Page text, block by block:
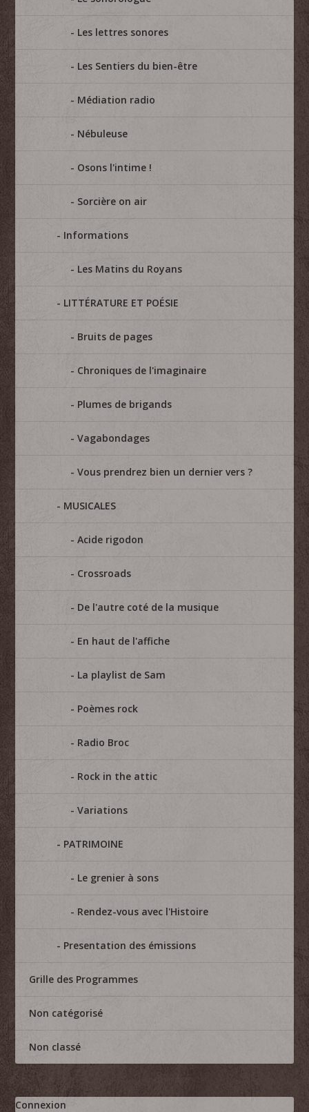
Les lettres sonores
Les Sentiers du bien-être
Médiation radio
Nébuleuse
Osons l'intime !
Sorcière on air
Informations
Les Matins du Royans
LITTÉRATURE ET POÉSIE
Bruits de pages
Chroniques de l'imaginaire
Plumes de brigands
Vagabondages
Vous prendrez bien un dernier vers ?
MUSICALES
Acide rigodon
Crossroads
De l'autre coté de la musique
En haut de l'affiche
La playlist de Sam
Poèmes rock
Radio Broc
Rock in the attic
Variations
PATRIMOINE
Le grenier à sons
Rendez-vous avec l'Histoire
Presentation des émissions
Grille des Programmes
Non catégorisé
Non classé
Connexion